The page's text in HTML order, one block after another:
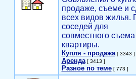
продаже, съеме и
всех видов жилья.
соседей для
совместного съема
квартиры.
Купля - продажа[ 3343 ]
Аренда[ 3413 ]
Разное по теме[ 773 ]